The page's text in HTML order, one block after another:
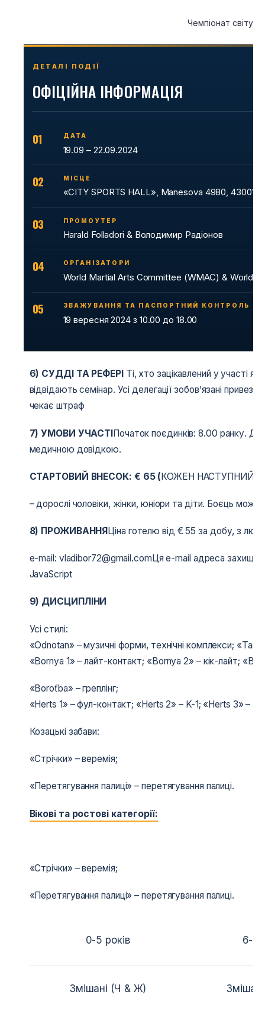
Чемпіонат світу
ДЕТАЛІ ПОДІЇ
ОФІЦІЙНА ІНФОРМАЦІЯ
01 ДАТА
19.09 – 22.09.2024
02 МІСЦЕ
«CITY SPORTS HALL», Manesova 4980, 43001
03 ПРОМОУТЕР
Harald Folladori & Володимир Радіонов
04 ОРГАНІЗАТОРИ
World Martial Arts Committee (WMAC) & World
05 ЗВАЖУВАННЯ ТА ПАСПОРТНИЙ КОНТРОЛЬ
19 вересня 2024 з 10.00 до 18.00
6) СУДДІ ТА РЕФЕРІ Ті, хто зацікавлений у участі
відвідають семінар. Усі делегації зобов’язані
чекає штраф
7) УМОВИ УЧАСТІПочаток поєдинків: 8.00 ранку.
медичною довідкою.
СТАРТОВИЙ ВНЕСОК: € 65 (КОЖЕН НАСТУПНИЙ
– дорослі чоловіки, жінки, юніори та діти. Боєць може
8) ПРОЖИВАННЯЦіна готелю від € 55 за добу, з
e-mail: vladibor72@gmail.comЦя e-mail адреса
JavaScript
9) ДИСЦИПЛІНИ
Усі стилі:
«Odnotan» – музичні форми, технічні комплекси; «Tan
«Bornya 1» – лайт-контакт; «Bornya 2» – кік-лайт;
«Boroťba» – греплінг;
«Herts 1» – фул-контакт; «Herts 2» – K-1; «Herts 3» –
Козацькі забави:
«Стрічки» – веремія;
«Перетягування палиці» – перетягування палиці.
Вікові та ростові категорії:
«Стрічки» – веремія;
«Перетягування палиці» – перетягування палиці.
0-5 років 6-8
Змішані (Ч & Ж)